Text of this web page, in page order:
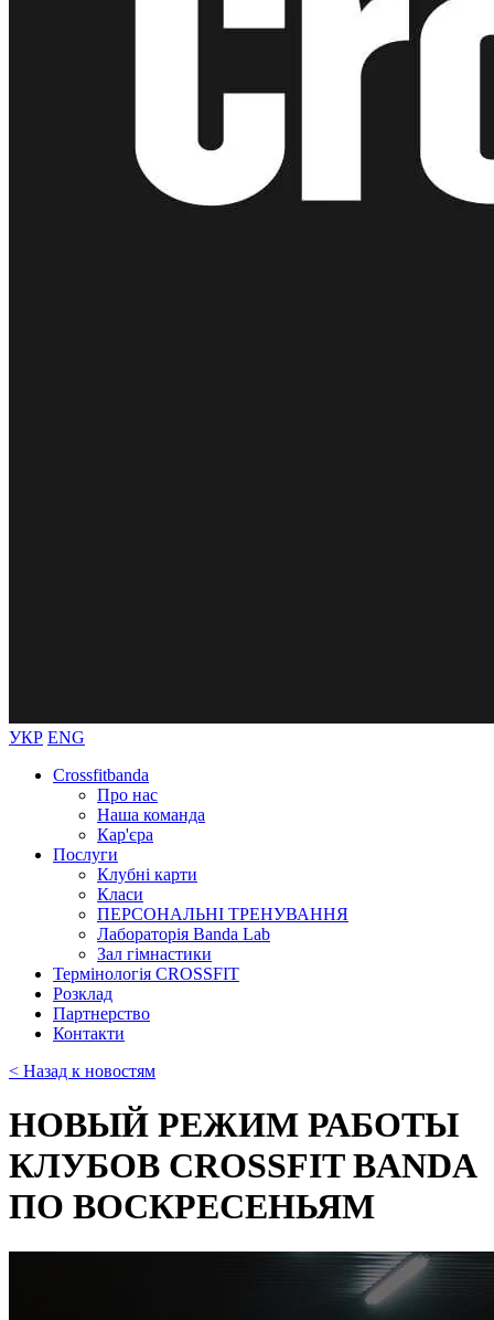
УКР ENG
Crossfitbanda
Про нас
Наша команда
Кар'єра
Послуги
Клубні карти
Класи
ПЕРСОНАЛЬНІ ТРЕНУВАННЯ
Лабораторія Banda Lab
Зал гімнастики
Термінологія CROSSFIT
Розклад
Партнерство
Контакти
< Назад к новостям
НОВЫЙ РЕЖИМ РАБОТЫ
КЛУБОВ CROSSFIT BANDA
ПО ВОСКРЕСЕНЬЯМ